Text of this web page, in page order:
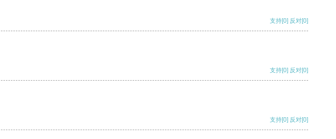
支持[0] 反对[0]
支持[0] 反对[0]
支持[0] 反对[0]